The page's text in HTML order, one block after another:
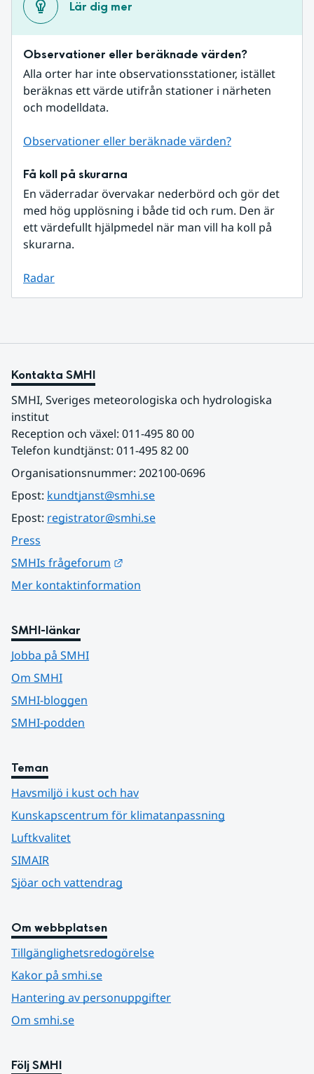
Lär dig mer
Observationer eller beräknade värden?
Alla orter har inte observationsstationer, istället
beräknas ett värde utifrån stationer i närheten
och modelldata.
Observationer eller beräknade värden?
Få koll på skurarna
En väderradar övervakar nederbörd och gör det
med hög upplösning i både tid och rum. Den är
ett värdefullt hjälpmedel när man vill ha koll på
skurarna.
Radar
Kontakta SMHI
SMHI, Sveriges meteorologiska och hydrologiska
institut
Reception och växel: 011-495 80 00
Telefon kundtjänst: 011-495 82 00
Organisationsnummer: 202100-0696
Epost: kundtjanst@smhi.se
Epost: registrator@smhi.se
Press
SMHIs frågeforum
Mer kontaktinformation
SMHI-länkar
Jobba på SMHI
Om SMHI
SMHI-bloggen
SMHI-podden
Teman
Havsmiljö i kust och hav
Kunskapscentrum för klimatanpassning
Luftkvalitet
SIMAIR
Sjöar och vattendrag
Om webbplatsen
Tillgänglighetsredogörelse
Kakor på smhi.se
Hantering av personuppgifter
Om smhi.se
Följ SMHI